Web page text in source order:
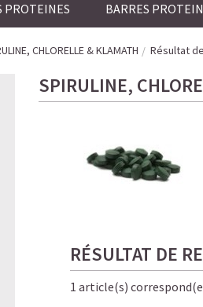
PROTEINES BARRES
CHLORELLE & KLAMATH Résultat
SPIRULINE,
RÉSULTAT DE
1 article(s)